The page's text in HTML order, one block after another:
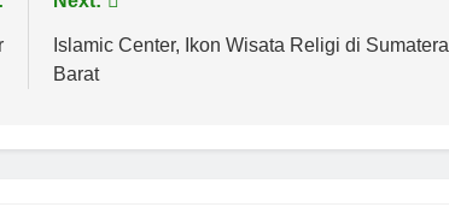
Islamic Center, Ikon Wisata Religi di Sumatera
Barat